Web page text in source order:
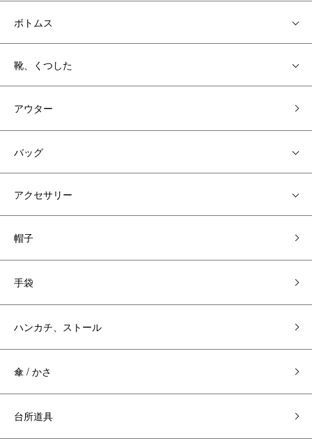
ボトムス
靴、くつした
アウター
バッグ
アクセサリー
帽子
手袋
ハンカチ、ストール
傘 / かさ
台所道具